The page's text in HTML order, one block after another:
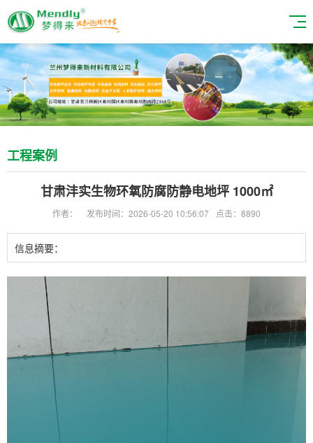
工程案例
甘肃沣实生物环氧防腐防静电地坪 1000㎡
作者： 发布时间：2026-05-20 10:56:07 点击：8890
信息摘要：